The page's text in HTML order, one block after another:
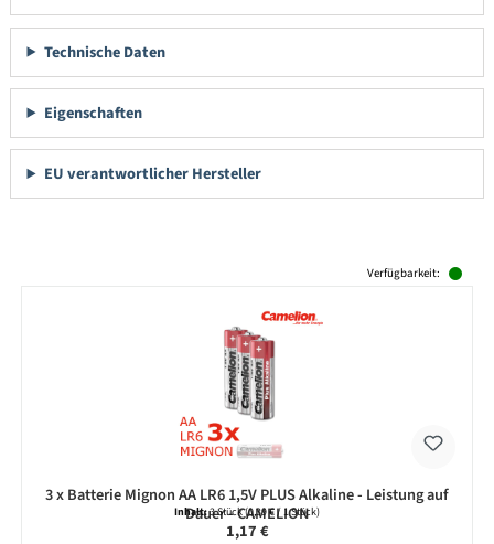
Technische Daten
Eigenschaften
EU verantwortlicher Hersteller
Verfügbarkeit:
3 x Batterie Mignon AA LR6 1,5V PLUS Alkaline - Leistung auf
Dauer - CAMELION
Inhalt:3 Stück(0,39 € / 1 Stück)
Regulärer Preis:
1,17 €